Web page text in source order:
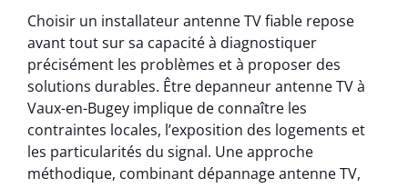
Choisir un installateur antenne TV fiable repose
avant tout sur sa capacité à diagnostiquer
précisément les problèmes et à proposer des
solutions durables. Être depanneur antenne TV à
Vaux-en-Bugey implique de connaître les
contraintes locales, l’exposition des logements et
les particularités du signal. Une approche
méthodique, combinant dépannage antenne TV,